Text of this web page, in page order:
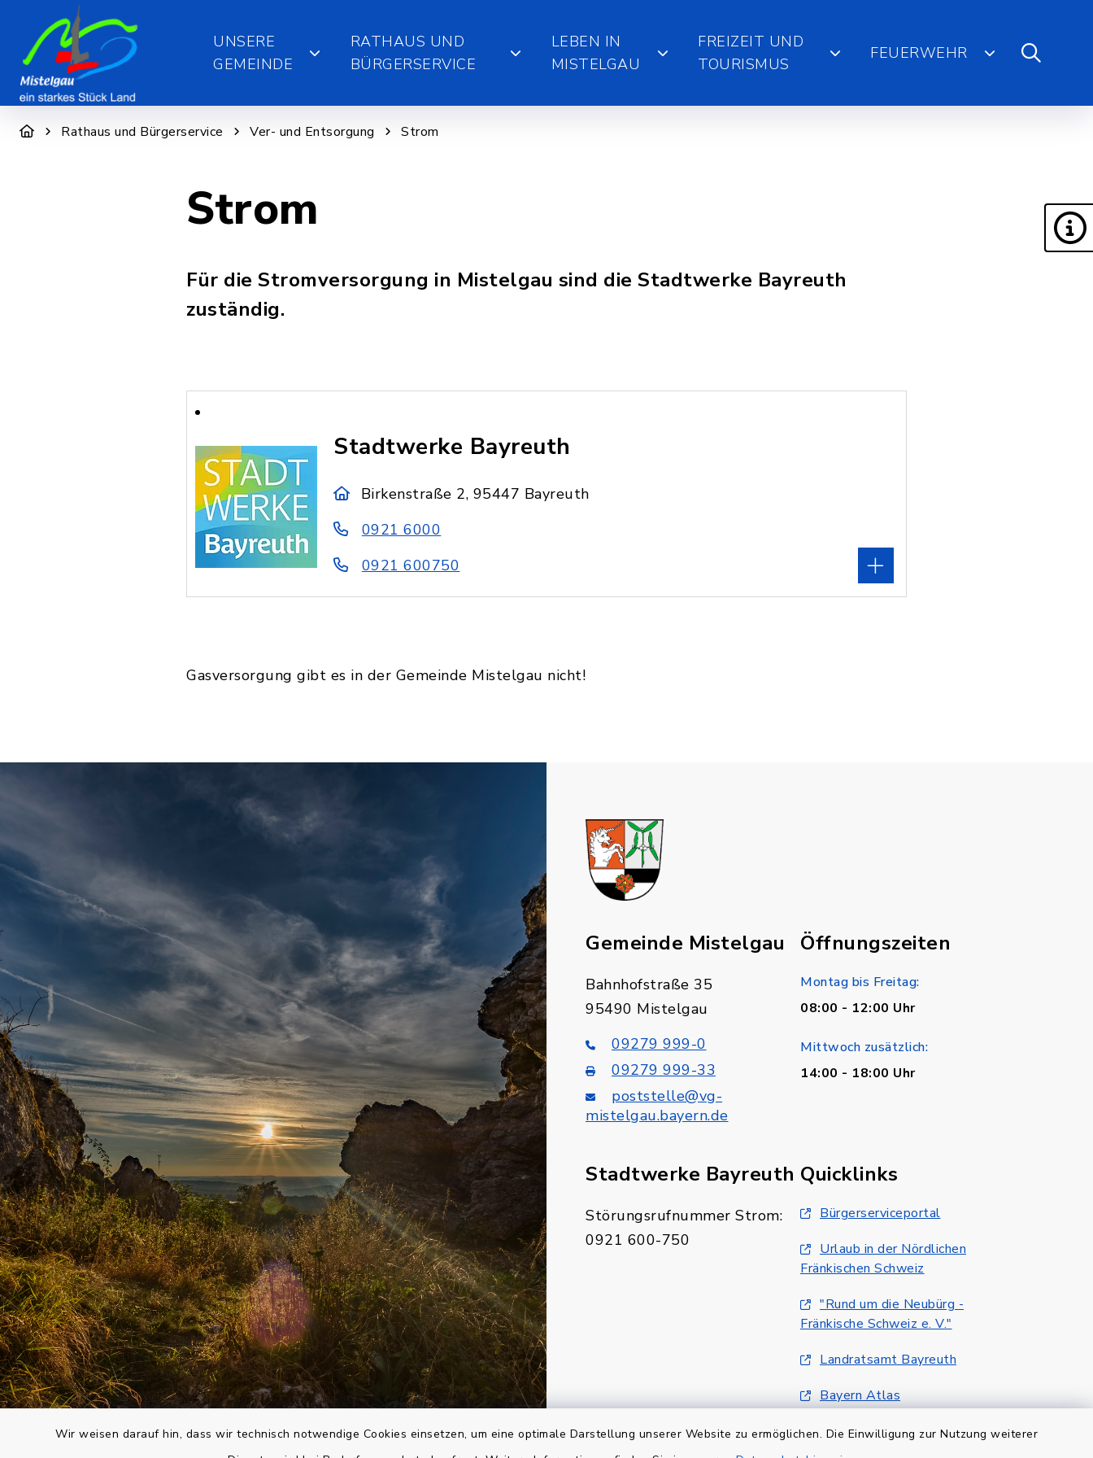
Wir weisen darauf hin, dass wir technisch notwendige Cookies einsetzen, um eine optimale Darstellung unserer Website zu ermöglichen. Die Einwilligung zur Nutzung weiterer
UNSERE
GEMEINDE
RATHAUS UND
BÜRGERSERVICE
LEBEN IN
MISTELGAU
FREIZEIT UND
TOURISMUS
FEUERWEHR
Rathaus und Bürgerservice Ver- und Entsorgung Strom
Strom
Für die Stromversorgung in Mistelgau sind die Stadtwerke Bayreuth
zuständig.
Stadtwerke Bayreuth
Birkenstraße 2, 95447 Bayreuth
0921 6000
0921 600750
Gasversorgung gibt es in der Gemeinde Mistelgau nicht!
Gemeinde Mistelgau
Bahnhofstraße 35
95490 Mistelgau
09279 999-0
09279 999-33
poststelle@vg-
mistelgau.bayern.de
Öffnungszeiten
Montag bis Freitag:
08:00 - 12:00 Uhr
Mittwoch zusätzlich:
14:00 - 18:00 Uhr
Stadtwerke Bayreuth
Störungsrufnummer Strom:
0921 600-750
Quicklinks
Bürgerserviceportal
Urlaub in der Nördlichen
Fränkischen Schweiz
"Rund um die Neubürg -
Fränkische Schweiz e. V."
Landratsamt Bayreuth
Bayern Atlas
Klimaschutzmanagment